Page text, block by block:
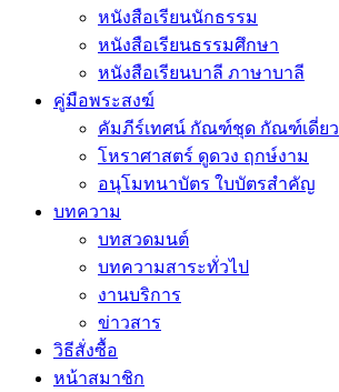
หนังสือเรียนนักธรรม
หนังสือเรียนธรรมศึกษา
หนังสือเรียนบาลี ภาษาบาลี
คู่มือพระสงฆ์
คัมภีร์เทศน์ กัณฑ์ชุด กัณฑ์เดี่ยว
โหราศาสตร์ ดูดวง ฤกษ์งาม
อนุโมทนาบัตร ใบบัตรสำคัญ
บทความ
บทสวดมนต์
บทความสาระทั่วไป
งานบริการ
ข่าวสาร
วิธีสั่งซื้อ
หน้าสมาชิก